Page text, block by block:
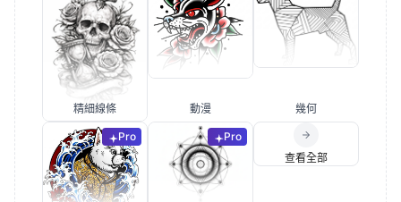
精細線條 動漫 幾何
Pro Pro
查看全部